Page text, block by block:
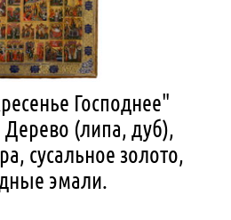
Господнее"
(липа, дуб),
сусальное золото,
эмали.